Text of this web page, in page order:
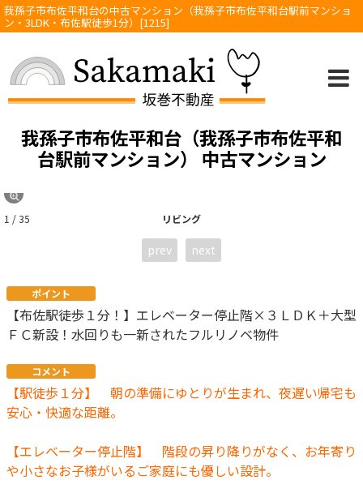
我孫子市布佐平和台の中古マンション（我孫子市布佐平和台駅前マンショ
ン・3LDK・布佐駅徒歩1分）[1215]
我孫子市布佐平和台（我孫子市布佐平和
台駅前マンション） 中古マンション
リビング
1 / 35
prev next
ポイント
【布佐駅徒歩１分！】エレベーター停止階×３ＬＤＫ＋大型
ＦＣ新設！水回りも一新されたフルリノベ物件
コメント
【駅徒歩１分】 朝の準備にゆとりが生まれ、夜遅い帰宅も
安心・快適な距離。
【エレベーター停止階】 階段の昇り降りがなく、お年寄り
や小さなお子様がいるご家庭にも優しい設計。